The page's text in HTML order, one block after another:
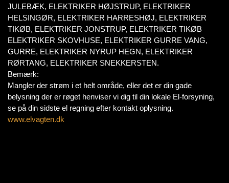
JULEBÆK, ELEKTRIKER HØJSTRUP, ELEKTRIKER
HELSINGØR, ELEKTRIKER HARRESHØJ, ELEKTRIKER
TIKØB, ELEKTRIKER JONSTRUP, ELEKTRIKER TIKØB
ELEKTRIKER SKOVHUSE, ELEKTRIKER GURRE VANG,
GURRE, ELEKTRIKER NYRUP HEGN, ELEKTRIKER
RØRTANG, ELEKTRIKER SNEKKERSTEN.
Bemærk:
Mangler der strøm i et helt område, eller det er din gade
belysning der er røget henviser vi dig til din lokale El-forsyning,
se på din sidste el regning efter kontakt oplysning.
www.elvagten.dk